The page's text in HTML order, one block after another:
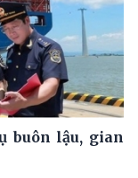
buôn lậu, gian